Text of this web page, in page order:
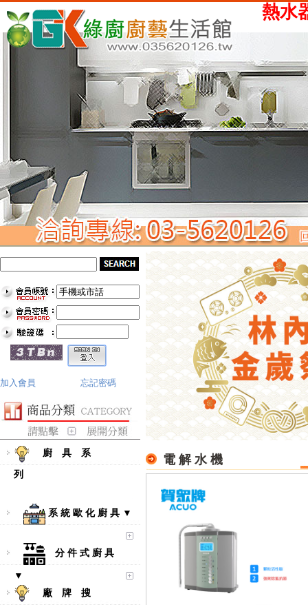
熱水器、瓦斯爐
加入會員 忘記密碼
廚 具 系
列
系 統 歐 化 廚 具 ▼
分 件 式 廚 具
▼
廠 牌 搜
電 解 水 機